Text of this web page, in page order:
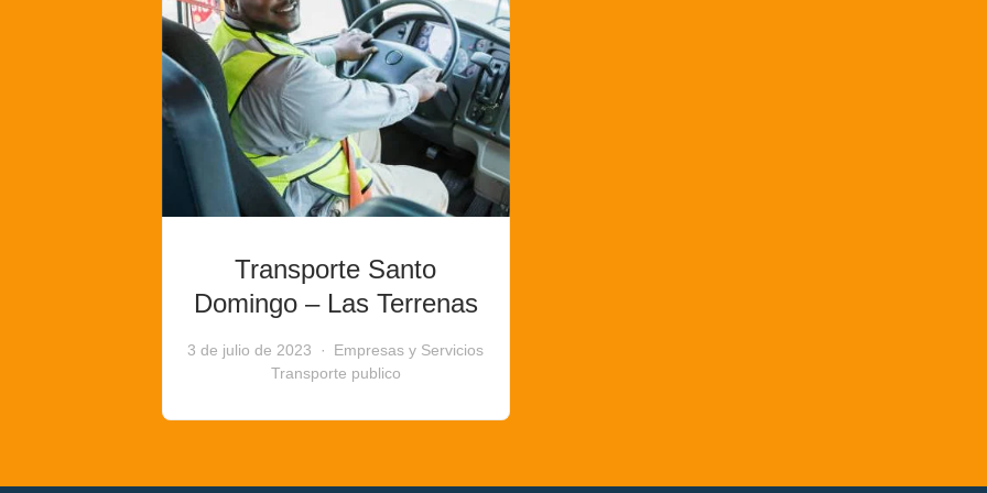
Transporte Santo
Domingo – Las Terrenas
3 de julio de 2023
Empresas y Servicios
Transporte publico